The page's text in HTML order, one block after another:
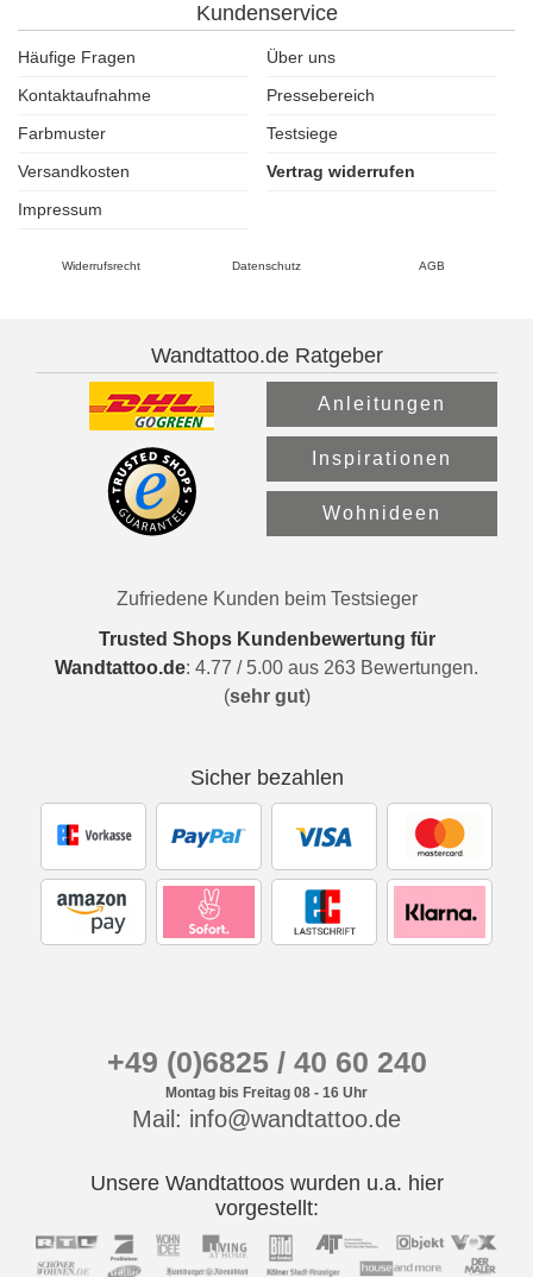
Kundenservice
Häufige Fragen
Über uns
Kontaktaufnahme
Pressebereich
Farbmuster
Testsiege
Versandkosten
Vertrag widerrufen
Impressum
Widerrufsrecht Datenschutz AGB
Wandtattoo.de Ratgeber
Anleitungen
Inspirationen
Wohnideen
Zufriedene Kunden beim Testsieger
Trusted Shops Kundenbewertung für
Wandtattoo.de: 4.77 / 5.00 aus 263 Bewertungen.
(sehr gut)
Sicher bezahlen
+49 (0)6825 / 40 60 240
Montag bis Freitag 08 - 16 Uhr
Mail: info@wandtattoo.de
Unsere Wandtattoos wurden u.a. hier
vorgestellt: